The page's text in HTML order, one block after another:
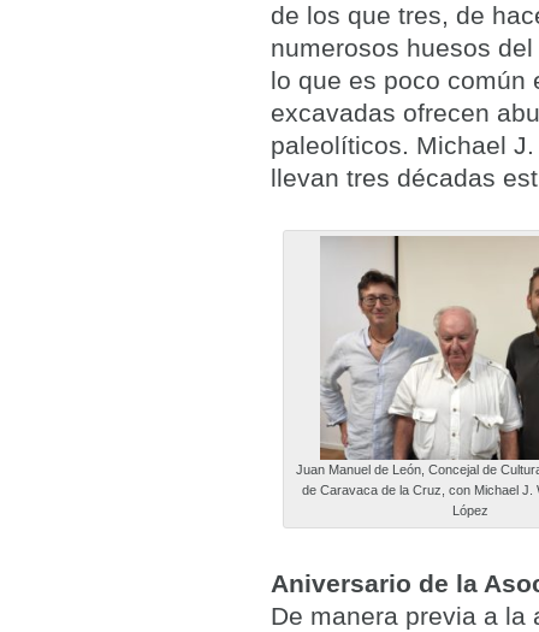
de los que tres, de
numerosos huesos
lo que es poco común
excavadas ofrecen
paleolíticos. Michael
llevan tres décadas
Juan Manuel de León, Concejal de
de Caravaca de la Cruz, con Michael J.
López
Aniversario de la
De manera previa a la